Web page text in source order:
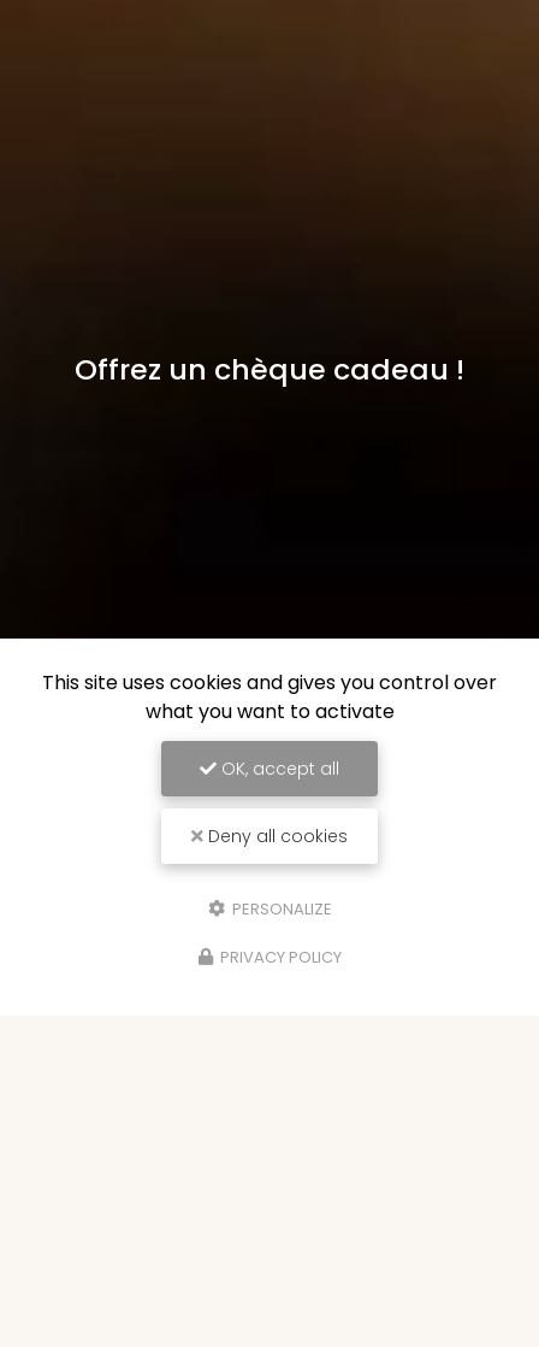
Offrez un chèque cadeau !
This site uses cookies and gives you control over
what you want to activate
OK, accept all
Deny all cookies
PERSONALIZE
PRIVACY POLICY